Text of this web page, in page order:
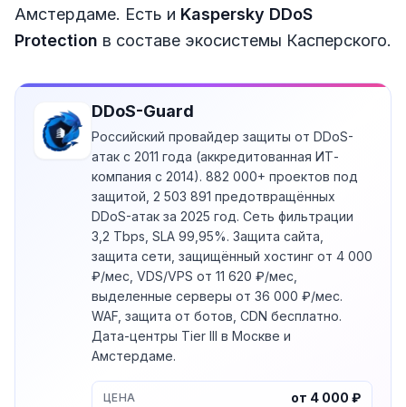
Амстердаме. Есть и Kaspersky DDoS
Protection в составе экосистемы Касперского.
DDoS-Guard
Российский провайдер защиты от DDoS-
атак с 2011 года (аккредитованная ИТ-
компания с 2014). 882 000+ проектов под
защитой, 2 503 891 предотвращённых
DDoS-атак за 2025 год. Сеть фильтрации
3,2 Tbps, SLA 99,95%. Защита сайта,
защита сети, защищённый хостинг от 4 000
₽/мес, VDS/VPS от 11 620 ₽/мес,
выделенные серверы от 36 000 ₽/мес.
WAF, защита от ботов, CDN бесплатно.
Дата-центры Tier III в Москве и
Амстердаме.
ЦЕНА от 4 000 ₽